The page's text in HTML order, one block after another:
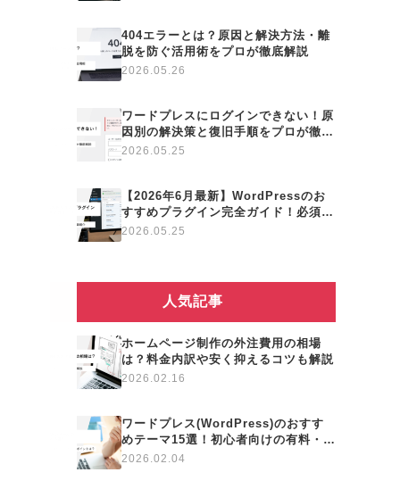
404エラーとは？原因と解決方法・離
脱を防ぐ活用術をプロが徹底解説
2026.05.26
ワードプレスにログインできない！原
因別の解決策と復旧手順をプロが徹底
解説
2026.05.25
【2026年6月最新】WordPressのお
すすめプラグイン完全ガイド！必須＆
便利ツールをプロが厳選紹介
2026.05.25
人気記事
ホームページ制作の外注費用の相場
は？料金内訳や安く抑えるコツも解説
2026.02.16
ワードプレス(WordPress)のおすす
めテーマ15選！初心者向けの有料・無
料テーマや選ぶポイントは？
2026.02.04